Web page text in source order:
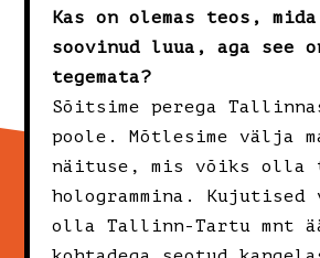
Kas on olemas teos,
soovinud luua, aga see
tegemata?
Sõitsime perega
poole. Mõtlesime välja
näituse, mis võiks olla
hologrammina. Kujutised
olla Tallinn-Tartu mnt